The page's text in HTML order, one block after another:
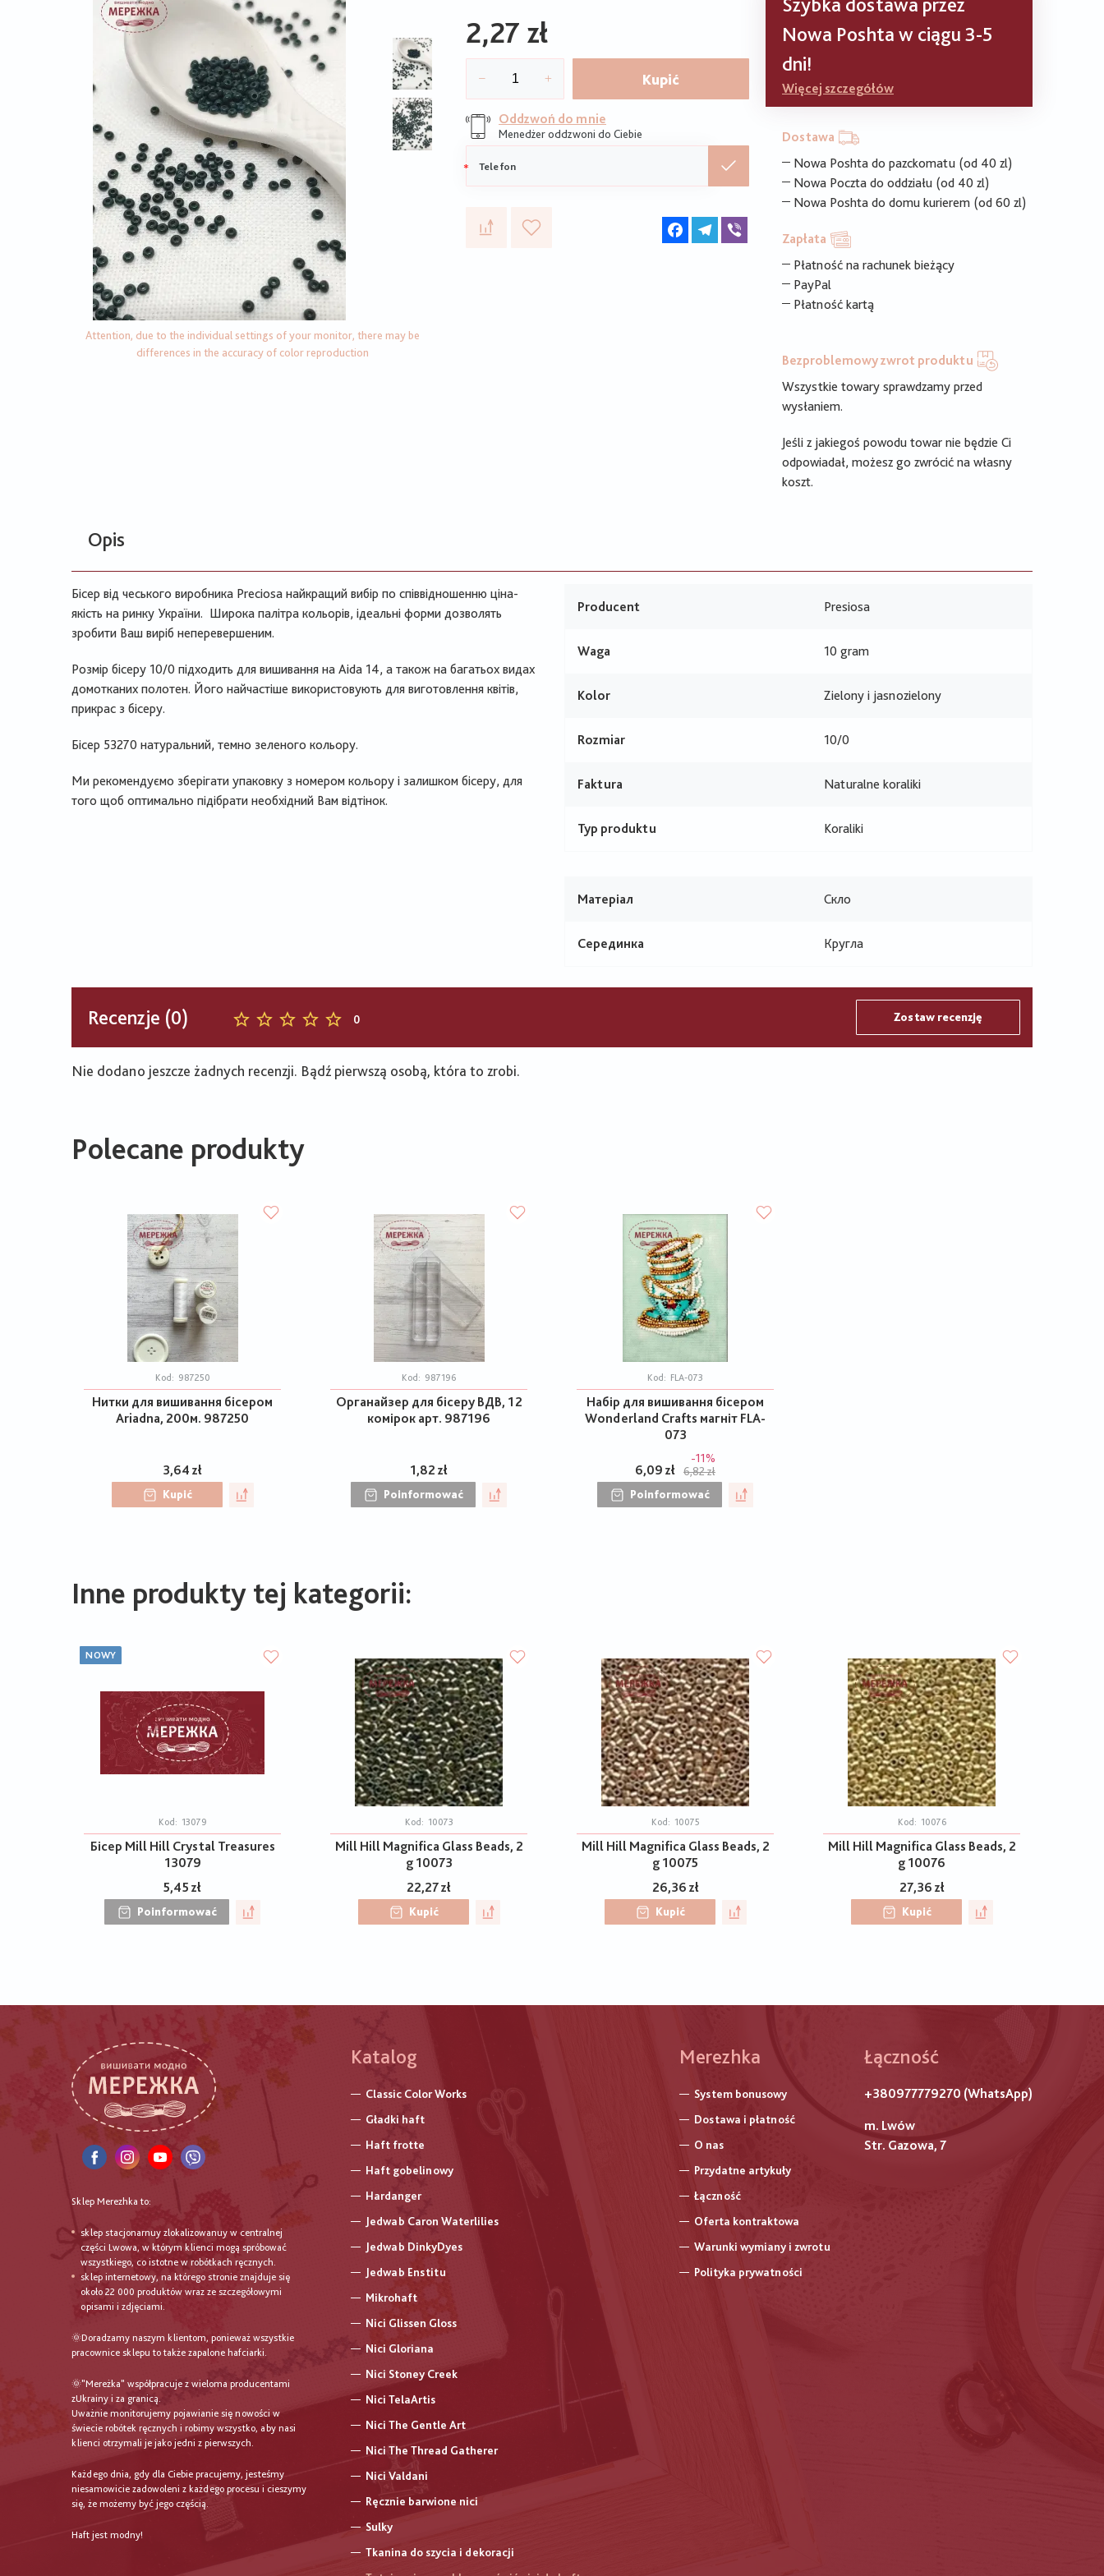
Attention, due to the individual settings of your monitor, there may be
differences in the accuracy of color reproduction
2,27 zł
Kupić
Oddzwoń do mnie
Menedżer oddzwoni do Ciebie
komórkowy
FacebookTelegram
Nowa Poshta w ciągu 3-5
dni!
Więcej szczegółów
Dostawa
Nowa Poshta do pazckomatu (od 40 zl)
Nowa Poczta do oddziału (od 40 zl)
Nowa Poshta do domu kurierem (od 60 zl)
Zapłata
Płatność na rachunek bieżący
PayPal
Płatność kartą
Bezproblemowy zwrot produktu
Wszystkie towary sprawdzamy przed
wysłaniem.
Jeśli z jakiegoś powodu towar nie będzie Ci
odpowiadał, możesz go zwrócić na własny
koszt.
Opis
Бісер від чеського виробника Preciosa найкращий вибір по співвідношенню ціна-
якість на ринку України. Широка палітра кольорів, ідеальні форми дозволять
зробити Ваш виріб неперевершеним.
Розмір бісеру 10/0 підходить для вишивання на Aida 14, а також на багатьох видах
домотканих полотен. Його найчастіше використовують для виготовлення квітів,
прикрас з бісеру.
Бісер 53270 натуральний, темно зеленого кольору.
Ми рекомендуємо зберігати упаковку з номером кольору і залишком бісеру, для
того щоб оптимально підібрати необхідний Вам відтінок.
Producent Presiosa
Waga 10 gram
Kolor Zielony i jasnozielony
Rozmiar 10/0
Faktura Naturalne koraliki
Typ produktu Koraliki
Матеріал Скло
Серединка Кругла
Recenzje (0) 0 Zostaw recenzję
Nie dodano jeszcze żadnych recenzji. Bądź pierwszą osobą, która to zrobi.
Polecane produkty
Kod: 987250
Нитки для вишивання бісером
Ariadna, 200м. 987250
3,64 zł
Kupić
Kod: 987196
Органайзер для бісеру ВДВ, 12
комірок арт. 987196
1,82 zł
Poinformować
Kod: FLA-073
Набір для вишивання бісером
Wonderland Crafts магніт FLA-
073
6,09 zł
-11%
6,82 zł
Poinformować
Inne produkty tej kategorii:
NOWY
Kod: 13079
Бісер Mill Hill Crystal Treasures
13079
5,45 zł
Poinformować
Kod: 10073
Mill Hill Magnifica Glass Beads, 2
g 10073
22,27 zł
Kupić
Kod: 10075
Mill Hill Magnifica Glass Beads, 2
g 10075
26,36 zł
Kupić
Kod: 10076
Mill Hill Magnifica Glass Beads, 2
g 10076
27,36 zł
Kupić
Sklep Merezhka to:
sklep stacjonarnuy zlokalizowanuy w centralnej
części Lwowa, w którym klienci mogą spróbować
wszystkiego, co istotne w robótkach ręcznych.
sklep internetowy, na którego stronie znajduje się
około 22 000 produktów wraz ze szczegółowymi
opisami i zdjęciami.
🌞Doradzamy naszym klientom, ponieważ wszystkie
pracownice sklepu to także zapalone hafciarki.
🌞"Mereżka" współpracuje z wieloma producentami
zUkrainy i za granicą.
Uważnie monitorujemy pojawianie się nowości w
świecie robótek ręcznych i robimy wszystko, aby nasi
klienci otrzymali je jako jedni z pierwszych.
Każdego dnia, gdy dla Ciebie pracujemy, jesteśmy
niesamowicie zadowoleni z każdego procesu i cieszymy
się, że możemy być jego częścią.
Haft jest modny!
Katalog
Classic Color Works
Gładki haft
Haft frotte
Haft gobelinowy
Hardanger
Jedwab Caron Waterlilies
Jedwab DinkyDyes
Jedwab Enstitu
Mikrohaft
Nici Glissen Gloss
Nici Gloriana
Nici Stoney Creek
Nici TelaArtis
Nici The Gentle Art
Nici The Thread Gatherer
Nici Valdani
Ręcznie barwione nici
Sulky
Tkanina do szycia i dekoracji
Меню
нижнього
колонтитулу
Merezhka
System bonusowy
Dostawa i płatność
O nas
Przydatne artykuły
Łączność
Oferta kontraktowa
Warunki wymiany i zwrotu
Polityka prywatności
Łączność
+380977779270 (WhatsApp)
m. Lwów
Str. Gazowa, 7